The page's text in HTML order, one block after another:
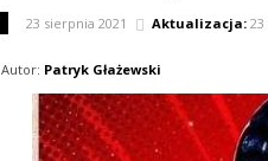
23 sierpnia 2021 Aktualizacja: 23
Autor: Patryk Głażewski